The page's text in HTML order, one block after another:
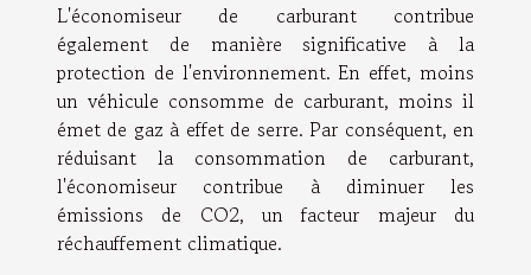
L'économiseur de carburant contribue
également de manière significative à la
protection de l'environnement. En effet, moins
un véhicule consomme de carburant, moins il
émet de gaz à effet de serre. Par conséquent, en
réduisant la consommation de carburant,
l'économiseur contribue à diminuer les
émissions de CO2, un facteur majeur du
réchauffement climatique.